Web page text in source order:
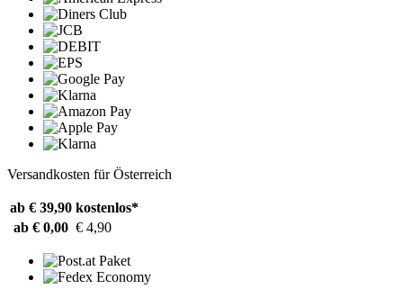
Versandkosten für Österreich
ab € 39,90 kostenlos*
ab € 0,00 € 4,90